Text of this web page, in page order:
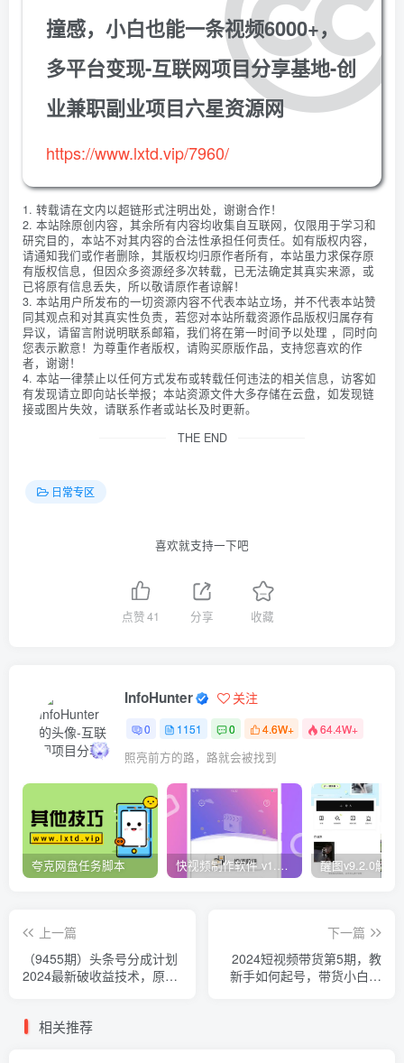
撞感，小白也能一条视频6000+，
多平台变现-互联网项目分享基地-创
业兼职副业项目六星资源网
https://www.lxtd.vip/7960/
1. 转载请在文内以超链形式注明出处，谢谢合作！
2. 本站除原创内容，其余所有内容均收集自互联网，仅限用于学习和
研究目的，本站不对其内容的合法性承担任何责任。如有版权内容，
请通知我们或作者删除，其版权均归原作者所有，本站虽力求保存原
有版权信息，但因众多资源经多次转载，已无法确定其真实来源，或
已将原有信息丢失，所以敬请原作者谅解！
3. 本站用户所发布的一切资源内容不代表本站立场，并不代表本站赞
同其观点和对其真实性负责，若您对本站所载资源作品版权归属存有
异议，请留言附说明联系邮箱，我们将在第一时间予以处理 ，同时向
您表示歉意！为尊重作者版权，请购买原版作品，支持您喜欢的作
者，谢谢！
4. 本站一律禁止以任何方式发布或转载任何违法的相关信息，访客如
有发现请立即向站长举报；本站资源文件大多存储在云盘，如发现链
接或图片失效，请联系作者或站长及时更新。
THE END
日常专区
喜欢就支持一下吧
点赞41 分享 收藏
InfoHunter 关注
0 1151 0 4.6W+ 64.4W+
照亮前方的路，路就会被找到
夸克网盘任务脚本 快视频制作软件 v1.1.1安卓版
上一篇
（9455期）头条号分成计划
2024最新破收益技术，原创
下一篇
2024短视频带货第5期，教
新手如何起号，带货小白怎
相关推荐